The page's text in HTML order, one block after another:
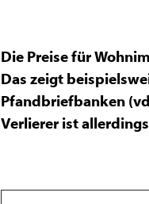
Die Preise für
Das zeigt
Pfandbriefbanken
Verlierer ist